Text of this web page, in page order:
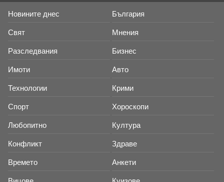
Новините днес България
Свят Мнения
Разследвания Бизнес
Имоти Авто
Технологии Крими
Спорт Хороскопи
Любопитно Култура
Конфликт Здраве
Времето Анкети